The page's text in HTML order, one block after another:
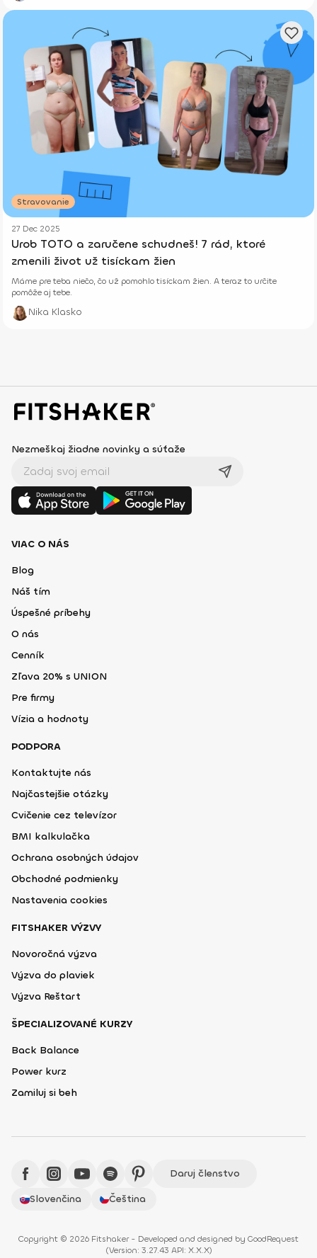
Stravovanie
27 Dec 2025
Urob TOTO a zaručene schudneš! 7 rád, ktoré
zmenili život už tisíckam žien
Máme pre teba niečo, čo už pomohlo tisíckam žien. A teraz to určite
pomôže aj tebe.
Nika Klasko
Nezmeškaj žiadne novinky a súťaže
VIAC O NÁS
Blog
Náš tím
Úspešné príbehy
O nás
Cenník
Zľava 20% s UNION
Pre firmy
Vízia a hodnoty
PODPORA
Kontaktujte nás
Najčastejšie otázky
Cvičenie cez televízor
BMI kalkulačka
Ochrana osobných údajov
Obchodné podmienky
Nastavenia cookies
FITSHAKER VÝZVY
Novoročná výzva
Výzva do plaviek
Výzva Reštart
ŠPECIALIZOVANÉ KURZY
Back Balance
Power kurz
Zamiluj si beh
Daruj členstvo
Slovenčina
Čeština
Copyright © 2026 Fitshaker - Developed and designed by GoodRequest
(Version: 3.27.43 API: X.X.X)